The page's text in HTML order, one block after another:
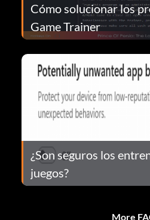
Cómo solucionar los
Game Trainer
¿Son seguros los
juegos?
More